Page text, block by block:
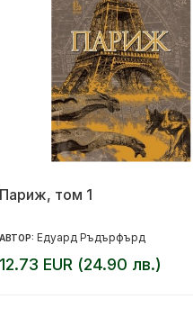
Париж, том 1
АВТОР: Едуард Ръдърфърд
12.73 EUR (24.90 лв.)